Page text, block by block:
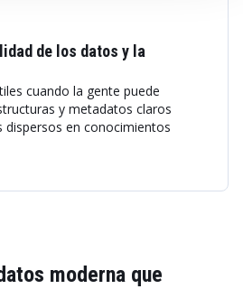
de los datos y la
cuando la gente puede
y metadatos claros
dispersos en conocimientos
moderna que